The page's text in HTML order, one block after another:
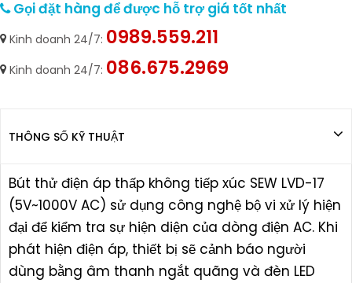
Gọi đặt hàng để được hỗ trợ giá tốt nhất
Kinh doanh 24/7: 0989.559.211
Kinh doanh 24/7: 086.675.2969
THÔNG SỐ KỸ THUẬT
Bút thử điện áp thấp không tiếp xúc SEW LVD-17
(5V~1000V AC) sử dụng công nghệ bộ vi xử lý hiện
đại để kiểm tra sự hiện diện của dòng điện AC. Khi
phát hiện điện áp, thiết bị sẽ cảnh báo người
dùng bằng âm thanh ngắt quãng và đèn LED